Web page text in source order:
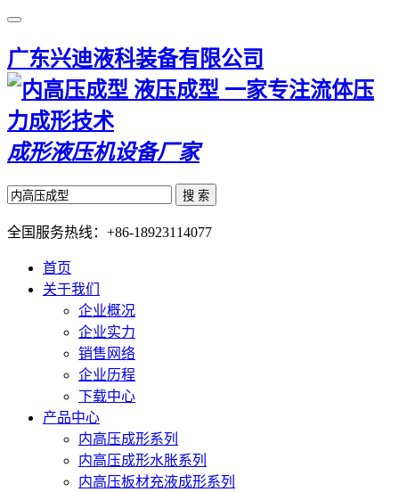
广东兴迪液科装备有限公司
一家专注流体压
力成形技术
成形液压机设备厂家
搜 索
全国服务热线： +86-18923114077
首页
关于我们
企业概况
企业实力
销售网络
企业历程
下载中心
产品中心
内高压成形系列
内高压成形水胀系列
内高压板材充液成形系列